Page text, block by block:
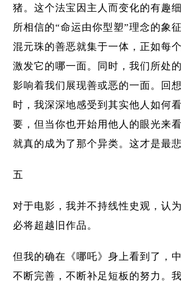
猪。这个法宝因主人而变化的有趣
所相信的“命运由你型塑”理念的象
混元珠的善恶就集于一体，正如每
激发它的哪一面。同时，我们所处
影响着我们展现善或恶的一面。回
时，我深深地感受到其实他人如何
要，但当你也开始用他人的眼光来
就真的成为了那个异类。这才是最悲
五
对于电影，我并不持线性史观，认
必将超越旧作品。
但我的确在《哪吒》身上看到了，
不断完善，不断补足短板的努力。